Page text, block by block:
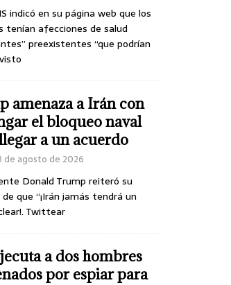
indicó en su página web que los
tenían afecciones de salud
preexistentes “que podrían
amenaza a Irán con
el bloqueo naval
a un acuerdo
de agosto de 2026
Donald Trump reiteró su
que “¡Irán jamás tendrá un
Twittear
a dos hombres
por espiar para